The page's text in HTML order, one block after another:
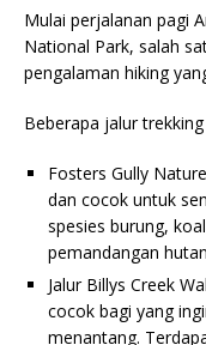
Mulai perjalanan pagi
National Park, salah
pengalaman hiking
Beberapa jalur
Fosters Gully
dan cocok untuk
spesies burung,
pemandangan
Jalur Billys Creek
cocok bagi yang
menantang.